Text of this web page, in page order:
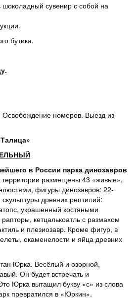
шоколадный сувенир с собой на
бутика.
Освобождение номеров. Выезд из
в России парка динозавров
территории размещены 43 «живые»,
фигуры динозавров: 22-
древних рептилий:
украшенный костяными
кетцалькоатль с размахом
и плезиозавр. Кроме фигур, в
окаменелости и яйца древних
Юрка. Весёлый и озорной,
Он будет встречать и
Юрка вытащил букву «с» из слова
превратился в «Юркин».